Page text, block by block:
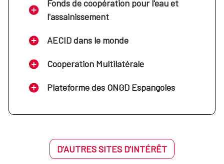
Fonds de coopération pour l'eau et
l'assainissement
AECID dans le monde
Cooperation Multilatérale
Plateforme des ONGD Espangoles
D’AUTRES SITES D’INTÉRÊT